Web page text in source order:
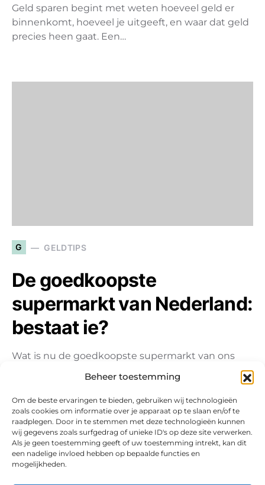
Beheer toestemming
Om de beste ervaringen te bieden, gebruiken wij technologieën
zoals cookies om informatie over je apparaat op te slaan en/of te
raadplegen. Door in te stemmen met deze technologieën kunnen
wij gegevens zoals surfgedrag of unieke ID's op deze site verwerken.
Als je geen toestemming geeft of uw toestemming intrekt, kan dit
een nadelige invloed hebben op bepaalde functies en
mogelijkheden.
Geld sparen begint met weten hoeveel geld er
binnenkomt, hoeveel je uitgeeft, en waar dat geld
precies heen gaat. Een…
G GELDTIPS
De goedkoopste
supermarkt van Nederland:
bestaat ie?
Wat is nu de goedkoopste supermarkt van ons
land, Nederland? Bestaat ie eigenlijk wel? Het is